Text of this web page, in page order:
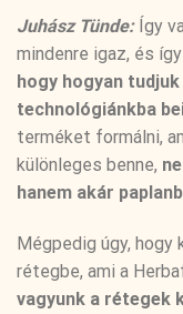
Juhász Tünde:Így
mindenre igaz, és
hogy hogyan
technológiánkba
terméket formálni,
különleges benne,
hanem akár
Mégpedig úgy, hogy
rétegbe, ami a
vagyunk a rétegek